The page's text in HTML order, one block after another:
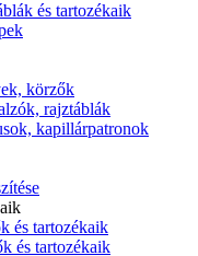
és tartozékaik
körzők
rajztáblák
kapillárpatronok
és tartozékaik
és tartozékaik